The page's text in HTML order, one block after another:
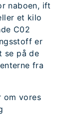
naboen, ift
et kilo
C02
er
se på de
fra
om vores